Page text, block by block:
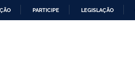
PARTICIPE LEGISLAÇÃO